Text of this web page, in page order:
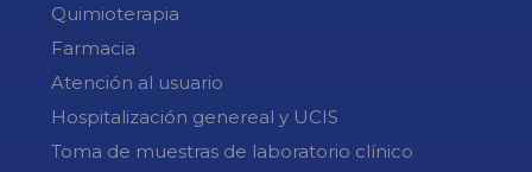
Quimioterapia
Farmacia
Atención al usuario
Hospitalización genereal y UCIS
Toma de muestras de laboratorio clínico